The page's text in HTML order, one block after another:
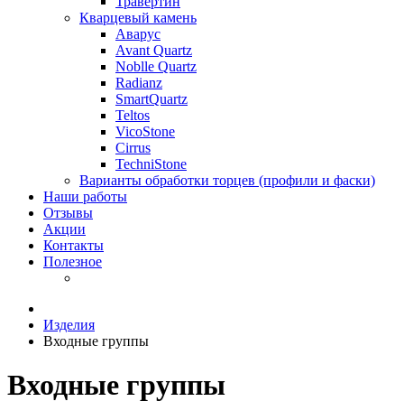
Кварцевый камень
Аварус
Avant Quartz
Noblle Quartz
Radianz
SmartQuartz
Teltos
VicoStone
Cirrus
TechniStone
Варианты обработки торцев (профили и фаски)
Наши работы
Отзывы
Акции
Контакты
Полезное
Изделия
Входные группы
Входные группы